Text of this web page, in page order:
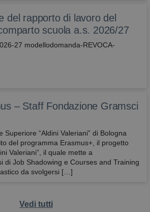
del rapporto di lavoro del
scuola a.s. 2026/27
27 modellodomanda-REVOCA-
– Staff Fondazione Gramsci
Superiore “Aldini Valeriani” di Bologna
del programma Erasmus+, il progetto
Valeriani”, il quale mette a
di Job Shadowing e Courses and Training
da svolgersi […]
Vedi tutti
avbo.edu.it
1
settimana
l'utente ha
abilitato la
abilitati